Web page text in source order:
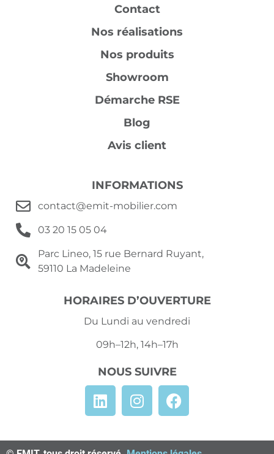
Contact
Nos réalisations
Nos produits
Showroom
Démarche RSE
Blog
Avis client
INFORMATIONS
contact@emit-mobilier.com
03 20 15 05 04
Parc Lineo, 15 rue Bernard Ruyant,
59110 La Madeleine
HORAIRES D’OUVERTURE
Du Lundi au vendredi
09h–12h, 14h–17h
NOUS SUIVRE